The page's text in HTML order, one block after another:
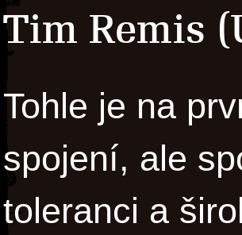
Tim Remis
Tohle je na
spojení, ale
toleranci a